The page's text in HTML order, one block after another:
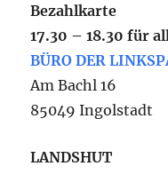
Bezahlkarte
17.30 – 18.30 für
BÜRO DER
Am Bachl 16
85049 Ingolstadt
LANDSHUT